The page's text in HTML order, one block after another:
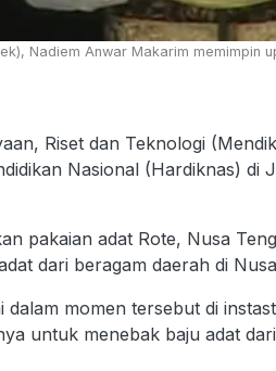
Nadiem Anwar Makarim
Riset dan Teknologi
Nasional (Hardiknas) di
pakaian adat Rote, Nusa
dari beragam daerah di
dalam momen tersebut di
untuk menebak baju adat